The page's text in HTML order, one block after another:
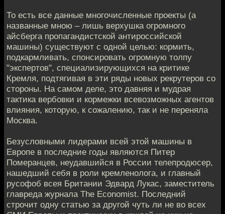
То есть все данные многочисленные проекты (а
названные мною – лишь верхушка огромного
айсберга пропагандистской антироссийской
машины) существуют с одной целью: кормить,
подкармливать, спонсировать огромную толпу
"экспертов", специализирующихся на критике
Кремля, подтягивая в эти ряды новых рекрутеров со
стороны. На самом деле, это давняя и мудрая
тактика вербовки и кормежки всевозможных агентов
влияния, которую, к сожалению, так и не переняла
Москва.
Безусловными лидерами всей этой машины в
Европе в последние годы являются Питер
Померанцев, неудавшийся в России телепродюсер,
нашедший себя в роли кремленолога, и главный
русофоб всея Британии Эдвард Лукас, заместитель
главреда журнала The Economist. Последний
строчит одну статью за другой чуть ли не во всех